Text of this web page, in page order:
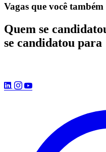
Vagas que você
Quem se
se candidatou para